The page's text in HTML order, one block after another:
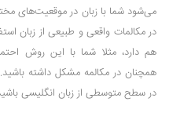
می‌شود شما با زبان در موقعیت‌های
در مکالمات واقعی و طبیعی از زبان
هم دارد، مثلا شما با این روش
همچنان در مکالمه مشکل داشته
در سطح متوسطی از زبان انگلیسی